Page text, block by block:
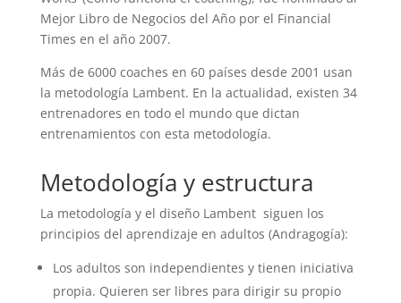
Mejor Libro de Negocios del Año por el Financial
Times en el año 2007.
Más de 6000 coaches en 60 países desde 2001 usan
la metodología Lambent. En la actualidad, existen 34
entrenadores en todo el mundo que dictan
entrenamientos con esta metodología.
Metodología y estructura
La metodología y el diseño Lambent siguen los
principios del aprendizaje en adultos (Andragogía):
Los adultos son independientes y tienen iniciativa
propia. Quieren ser libres para dirigir su propio